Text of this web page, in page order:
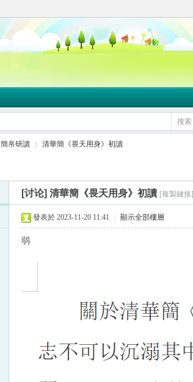
搜索
簡帛研讀
›
清華簡《畏天用身》初讀
[讨论] 清華簡《畏天用身》初讀 [複製鏈接]
發表於 2023-11-20 11:41 顯示全部樓層
弱